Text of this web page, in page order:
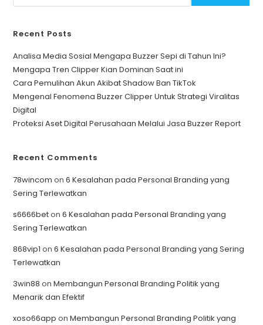
Recent Posts
Analisa Media Sosial Mengapa Buzzer Sepi di Tahun Ini?
Mengapa Tren Clipper Kian Dominan Saat ini
Cara Pemulihan Akun Akibat Shadow Ban TikTok
Mengenal Fenomena Buzzer Clipper Untuk Strategi Viralitas
Digital
Proteksi Aset Digital Perusahaan Melalui Jasa Buzzer Report
Recent Comments
78wincom on6 Kesalahan pada Personal Branding yang
Sering Terlewatkan
s6666beton6 Kesalahan pada Personal Branding yang
Sering Terlewatkan
868vip1 on6 Kesalahan pada Personal Branding yang Sering
Terlewatkan
3win88 onMembangun Personal Branding Politik yang
Menarik dan Efektif
xoso66app onMembangun Personal Branding Politik yang